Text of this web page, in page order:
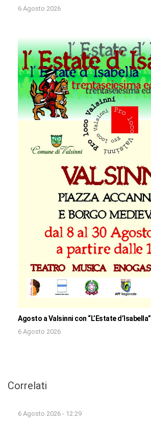
6 Agosto 2026
Agosto a Valsinni con “L’Estate d’Isabella”
6 Agosto 2026
Correlati
6 Agosto 2026 - 12:29